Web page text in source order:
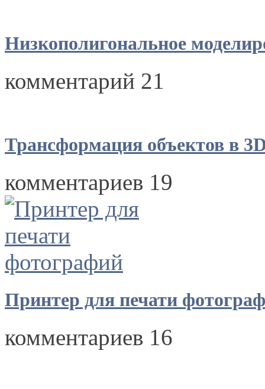
Низкополигональное
комментарий 21
Трансформация объектов в
комментариев 19
Принтер для печати
комментариев 16